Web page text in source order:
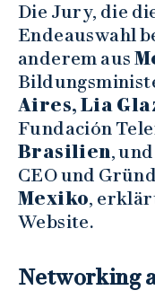
Die Jury, die
Endeauswahl
anderem aus
Aires, Lia
Fundación
Brasilien,
CEO und
Mexiko,
Website.
Networking